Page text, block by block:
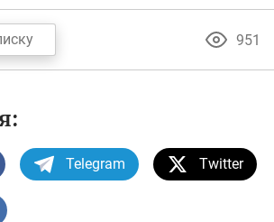
951
Telegram Twitter